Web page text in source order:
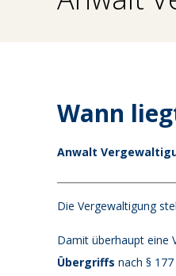
Wann
Anwalt
Die Vergewaltigung
Damit überhaupt eine
Übergriffs nach §